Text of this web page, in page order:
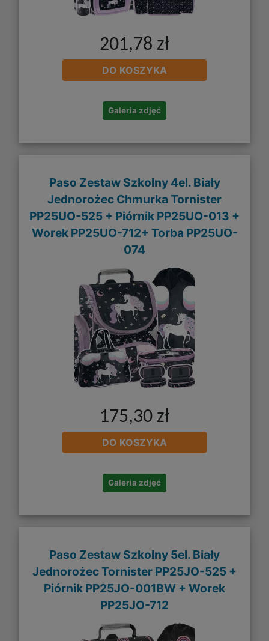
201,78 zł
DO KOSZYKA
Galeria zdjęć
Paso Zestaw Szkolny 4el. Biały
Jednorożec Chmurka Tornister
PP25UO-525 + Piórnik PP25UO-013 +
Worek PP25UO-712+ Torba PP25UO-
074
175,30 zł
DO KOSZYKA
Galeria zdjęć
Paso Zestaw Szkolny 5el. Biały
Jednorożec Tornister PP25JO-525 +
Piórnik PP25JO-001BW + Worek
PP25JO-712